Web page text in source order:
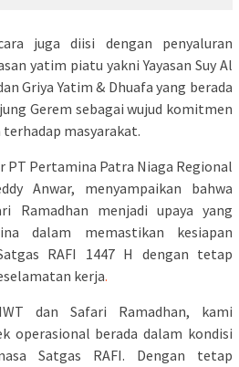
juga diisi dengan penyaluran
yatim piatu yakni Yayasan Suy Al
Griya Yatim & Dhuafa yang berada
Gerem sebagai wujud komitmen
masyarakat.
PT Pertamina Patra Niaga Regional
Anwar, menyampaikan bahwa
Ramadhan menjadi upaya yang
dalam memastikan kesiapan
RAFI 1447 H dengan tetap
kerja.
dan Safari Ramadhan, kami
operasional berada dalam kondisi
Satgas RAFI. Dengan tetap